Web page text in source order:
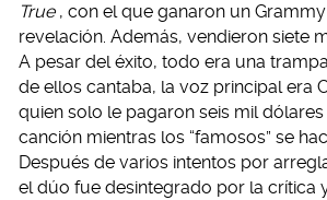
True , con el que ganaron un
revelación. Además, vendieron siete
A pesar del éxito, todo era una
de ellos cantaba, la voz principal era
quien solo le pagaron seis mil
canción mientras los “famosos” se
Después de varios intentos por
el dúo fue desintegrado por la crítica